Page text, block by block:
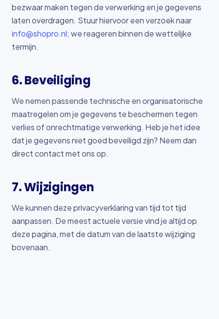
bezwaar maken tegen de verwerking en je gegevens
laten overdragen. Stuur hiervoor een verzoek naar
info@shopro.nl; we reageren binnen de wettelijke
termijn.
6. Beveiliging
We nemen passende technische en organisatorische
maatregelen om je gegevens te beschermen tegen
verlies of onrechtmatige verwerking. Heb je het idee
dat je gegevens niet goed beveiligd zijn? Neem dan
direct contact met ons op.
7. Wijzigingen
We kunnen deze privacyverklaring van tijd tot tijd
aanpassen. De meest actuele versie vind je altijd op
deze pagina, met de datum van de laatste wijziging
bovenaan.